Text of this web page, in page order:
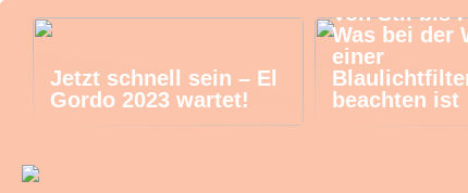
Jetzt schnell sein – El
Gordo 2023 wartet!
Von Stil bis
Was bei der
einer
beachten ist